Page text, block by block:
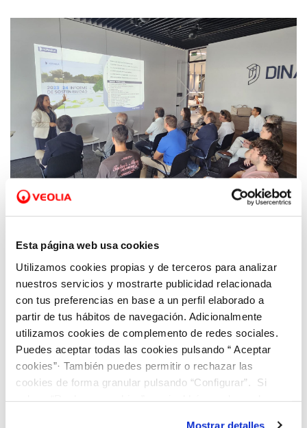
Esta página web usa cookies
Utilizamos cookies propias y de terceros para analizar
nuestros servicios y mostrarte publicidad relacionada
con tus preferencias en base a un perfil elaborado a
partir de tus hábitos de navegación. Adicionalmente
utilizamos cookies de complemento de redes sociales.
Puedes aceptar todas las cookies pulsando “ Aceptar
cookies”· También puedes permitir o rechazar las
cookies de forma granular pulsando “Configurar”. Si
Mostrar detalles
29 OCT 2025
Sostenibilidad en el que refleja su
compromiso con el medio ambiente y las
personas